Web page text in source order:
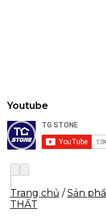
Youtube
Trang chủ / Sản
THẤT